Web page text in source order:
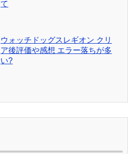
て
ウォッチドッグスレギオン クリ
ア後評価や感想 エラー落ちが多
い?